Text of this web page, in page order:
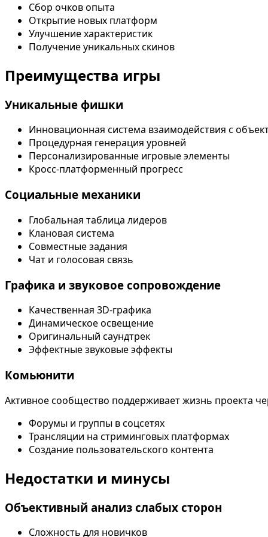
Сбор очков опыта
Открытие новых платформ
Улучшение характеристик
Получение уникальных скинов
Преимущества игры
Уникальные фишки
Инновационная система взаимодействия с
Процедурная генерация уровней
Персонализированные игровые элементы
Кросс-платформенный прогресс
Социальные механики
Глобальная таблица лидеров
Клановая система
Совместные задания
Чат и голосовая связь
Графика и звуковое сопровождение
Качественная 3D-графика
Динамическое освещение
Оригинальный саундтрек
Эффектные звуковые эффекты
Комьюнити
Активное сообщество поддерживает жизнь проекта
Форумы и группы в соцсетях
Трансляции на стриминговых платформах
Создание пользовательского контента
Недостатки и минусы
Объективный анализ слабых сторон
Сложность для новичков